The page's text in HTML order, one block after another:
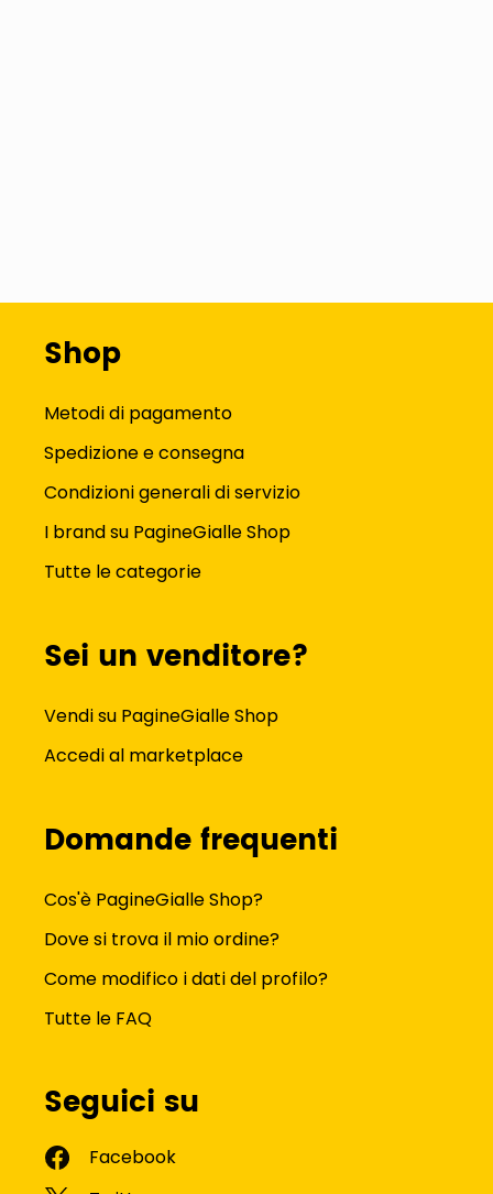
Shop
Metodi di pagamento
Spedizione e consegna
Condizioni generali di servizio
I brand su PagineGialle Shop
Tutte le categorie
Sei un venditore?
Vendi su PagineGialle Shop
Accedi al marketplace
Domande frequenti
Cos'è PagineGialle Shop?
Dove si trova il mio ordine?
Come modifico i dati del profilo?
Tutte le FAQ
Seguici su